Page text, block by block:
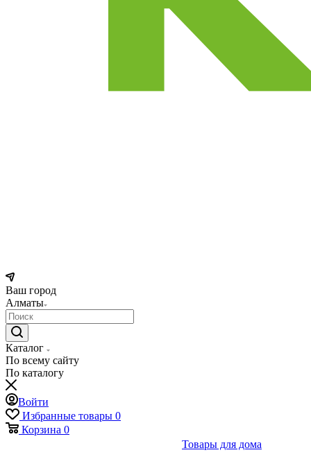
Ваш город
Алматы
Каталог
По всему сайту
По каталогу
Войти
Избранные товары 0
Корзина 0
Товары для дома